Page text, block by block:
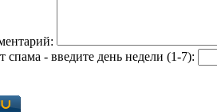
спама - введите день недели (1-7):